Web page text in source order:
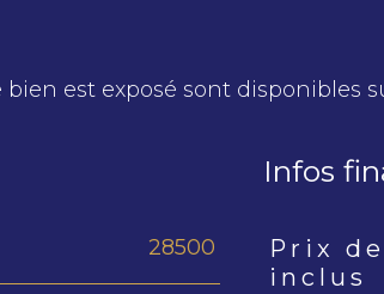
est exposé sont disponibles
28500
Infos
Prix
inclus